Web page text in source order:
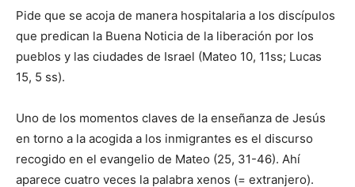
Pide que se acoja de manera hospitalaria a los discípulos
que predican la Buena Noticia de la liberación por los
pueblos y las ciudades de Israel (Mateo 10, 11ss; Lucas
15, 5 ss).
Uno de los momentos claves de la enseñanza de Jesús
en torno a la acogida a los inmigrantes es el discurso
recogido en el evangelio de Mateo (25, 31-46). Ahí
aparece cuatro veces la palabra xenos (= extranjero).